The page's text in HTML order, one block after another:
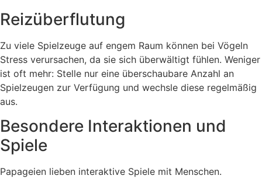
Reizüberflutung
Zu viele Spielzeuge auf engem Raum können bei Vögeln
Stress verursachen, da sie sich überwältigt fühlen. Weniger
ist oft mehr: Stelle nur eine überschaubare Anzahl an
Spielzeugen zur Verfügung und wechsle diese regelmäßig
aus.
Besondere Interaktionen und
Spiele
Papageien lieben interaktive Spiele mit Menschen.